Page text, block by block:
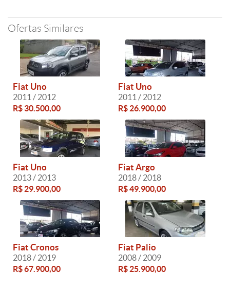
Ofertas Similares
Fiat Uno
2011 / 2012
R$ 30.500,00
Fiat Uno
2011 / 2012
R$ 26.900,00
Fiat Uno
2013 / 2013
R$ 29.900,00
Fiat Argo
2018 / 2018
R$ 49.900,00
Fiat Cronos
2018 / 2019
R$ 67.900,00
Fiat Palio
2008 / 2009
R$ 25.900,00